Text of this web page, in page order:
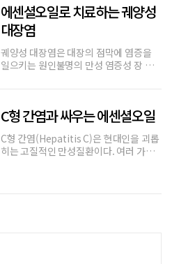
병이다. 아직 연구 진행 중이지만, 에센셜
오일로도 I
에센셜오일로 치료하는 궤양성
대장염
궤양성 대장염은 대장의 점막에 염증을
일으키는 원인불명의 만성 염증성 장 질
추정하며, 서구화되어 가는 생활습관으로
인해 우리나라와 일본 등지에서도 발
C형 간염과 싸우는 에센셜오일
C형 간염(Hepatitis C)은 현대인을 괴롭
히는 고질적인 만성질환이다. 여러 가지